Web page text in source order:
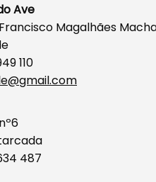
Ave
Magalhães
110
487